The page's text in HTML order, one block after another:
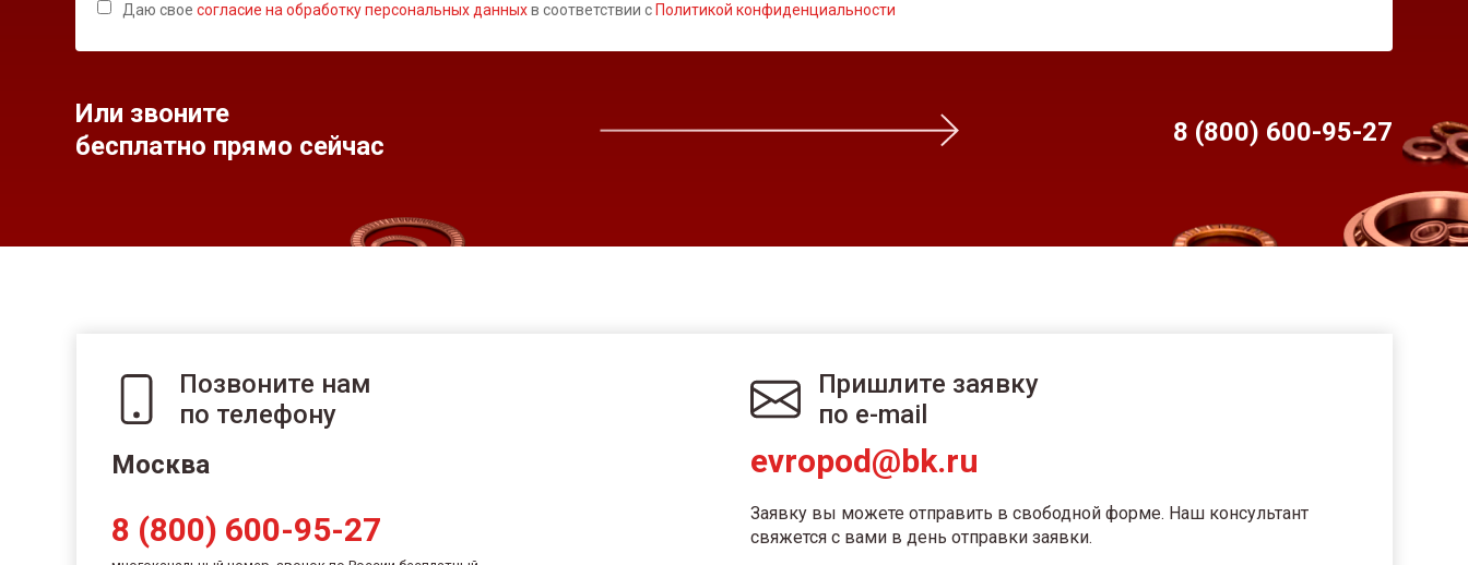
Даю свое согласие на обработку персональных данныхв соответствии с Политикой конфиденциальности
Или звоните
бесплатно прямо сейчас
8 (800) 600-95-27
Позвоните нам
по телефону
Москва
8 (800) 600-95-27
Пришлите заявку
по e-mail
evropod@bk.ru
Заявку вы можете отправить в свободной форме. Наш консультант
свяжется с вами в день отправки заявки.